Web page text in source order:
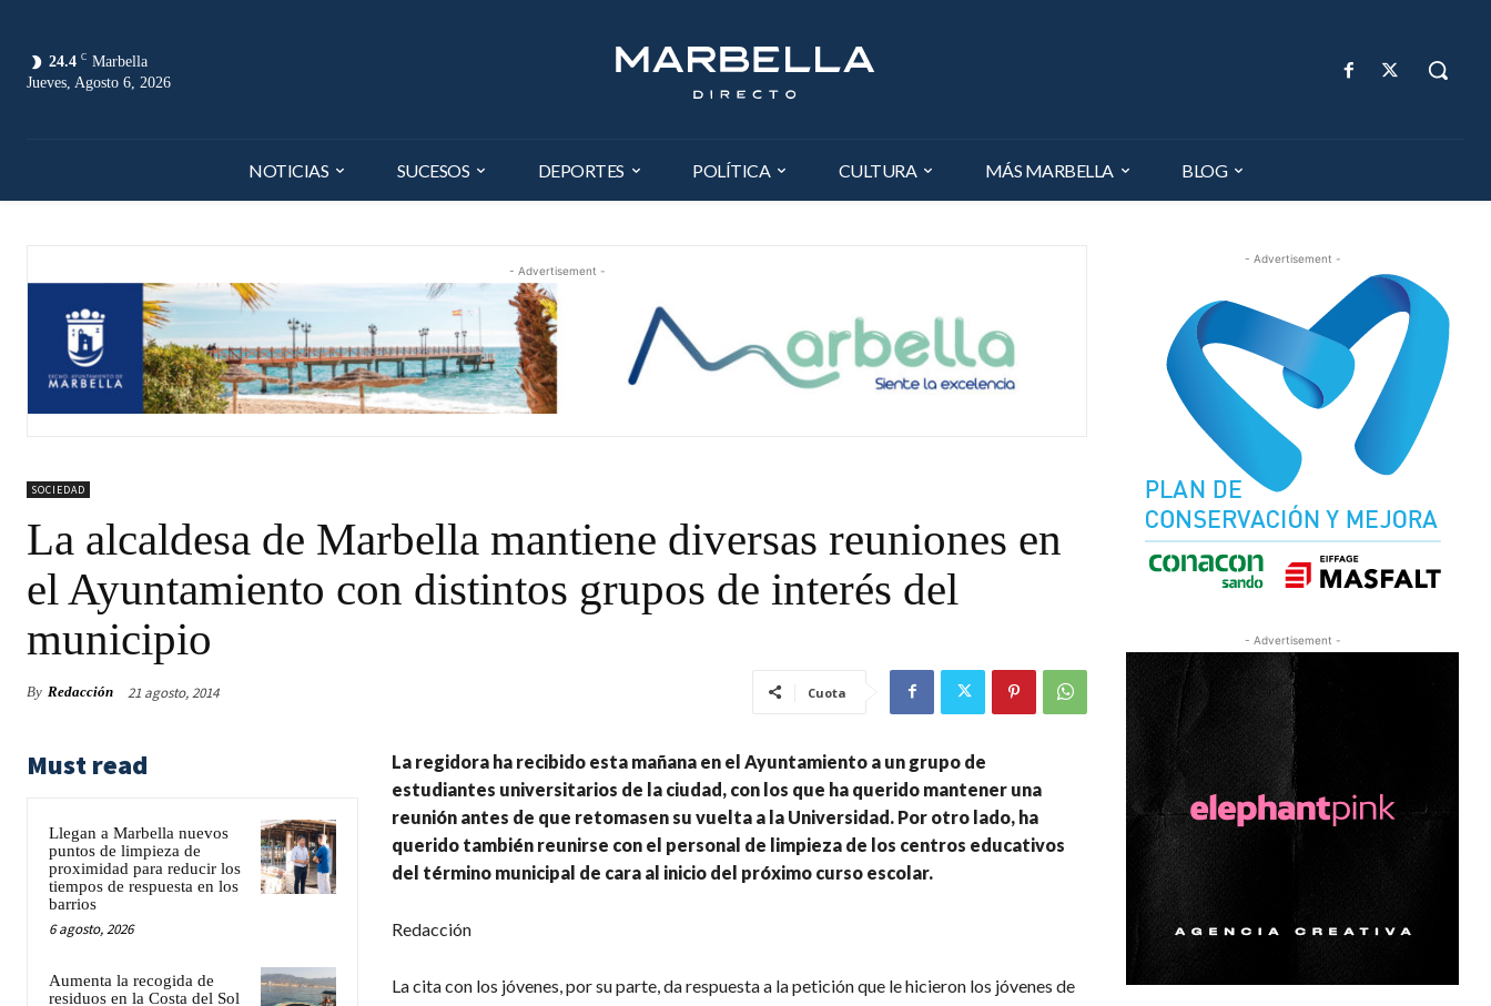
24.4 C Marbella
Jueves, Agosto 6, 2026
NOTICIAS SUCESOS DEPORTES POLÍTICA CULTURA MÁS MARBELLA BLOG
- Advertisement -
SOCIEDAD
La alcaldesa de Marbella mantiene diversas reuniones en
el Ayuntamiento con distintos grupos de interés del
municipio
By Redacción 21 agosto, 2014 Cuota
Must read
Llegan a Marbella nuevos
puntos de limpieza de
proximidad para reducir los
tiempos de respuesta en los
barrios
6 agosto, 2026
Aumenta la recogida de
residuos en la Costa del Sol
La regidora ha recibido esta mañana en el Ayuntamiento a un grupo de
estudiantes universitarios de la ciudad, con los que ha querido mantener una
reunión antes de que retomasen su vuelta a la Universidad. Por otro lado, ha
querido también reunirse con el personal de limpieza de los centros educativos
del término municipal de cara al inicio del próximo curso escolar.
Redacción
La cita con los jóvenes, por su parte, da respuesta a la petición que le hicieron los jóvenes de
- Advertisement -
- Advertisement -